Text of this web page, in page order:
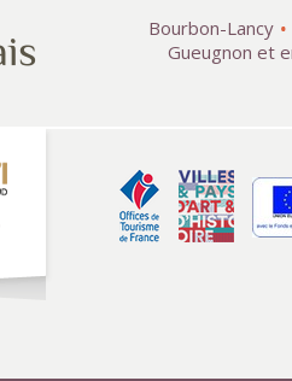
Bourbon-Lancy
Gueugnon et